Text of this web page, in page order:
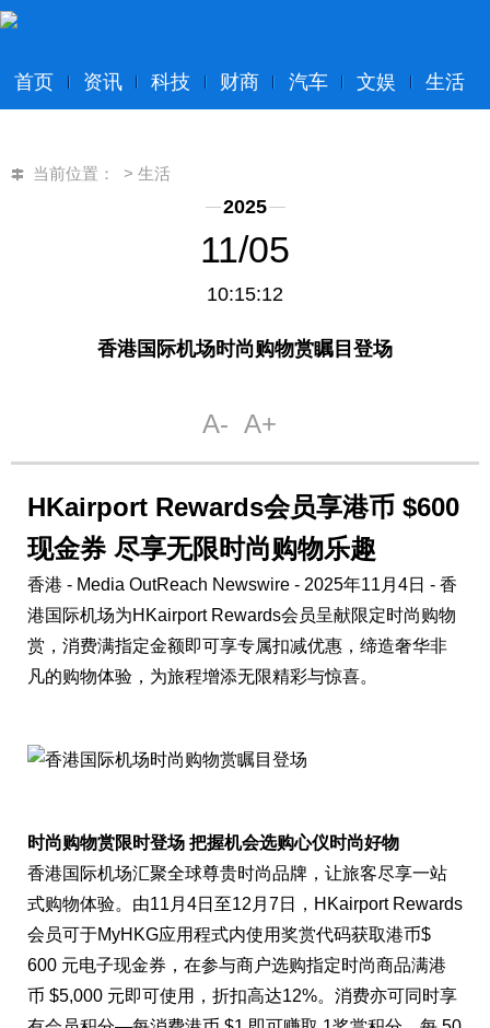
首页 资讯 科技 财商 汽车 文娱 生活
当前位置： > 生活
2025
11/05
10:15:12
香港国际机场时尚购物赏瞩目登场
HKairport Rewards会员享港币 $600
现金券 尽享无限时尚购物乐趣
香港 - Media OutReach Newswire - 2025年11月4日 - 香
港国际机场为HKairport Rewards会员呈献限定时尚购物
赏，消费满指定金额即可享专属扣减优惠，缔造奢华非
凡的购物体验，为旅程增添无限精彩与惊喜。
时尚购物赏限时登场 把握机会选购心仪时尚好物
香港国际机场汇聚全球尊贵时尚品牌，让旅客尽享一站
式购物体验。由11月4日至12月7日，HKairport Rewards
会员可于MyHKG应用程式内使用奖赏代码获取港币$
600 元电子现金券，在参与商户选购指定时尚商品满港
币 $5,000 元即可使用，折扣高达12%。消费亦可同时享